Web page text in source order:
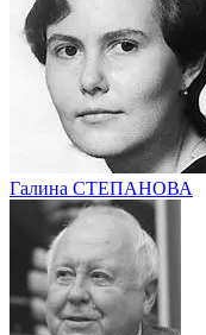
Галина СТЕПАНОВА